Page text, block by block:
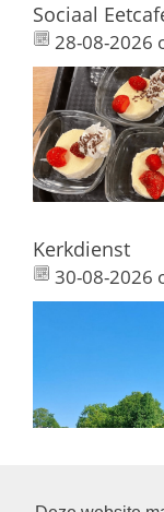
Sociaal
28-08-2026
Kerkdienst
30-08-2026